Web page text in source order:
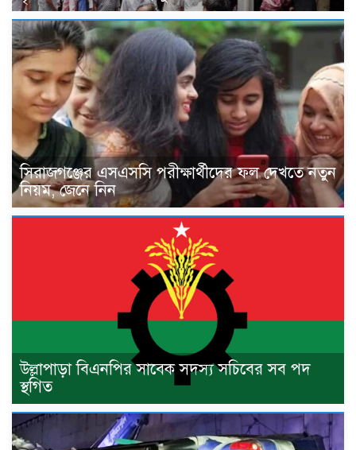
সিরাজগঞ্জের এসএসসি পরীক্ষার্থীদের ফল দেখতে নতুন
নিয়ম, জেনে নিন
উল্লাপাড়া বিএনপির সাবেক সদস্য সচিবের সব পদ
স্থগিত